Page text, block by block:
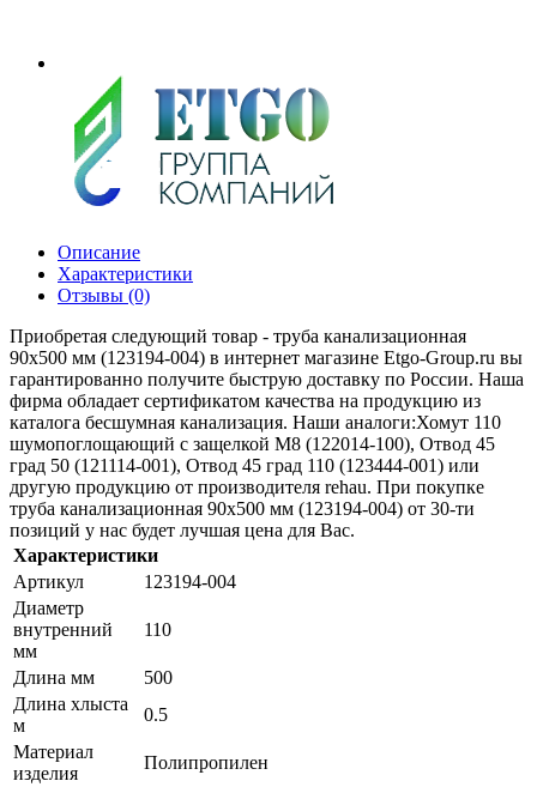
Описание
Характеристики
Отзывы (0)
Приобретая следующий товар - труба канализационная
90х500 мм (123194-004) в интернет магазине Etgo-Group.ru вы
гарантированно получите быструю доставку по России. Наша
фирма обладает сертификатом качества на продукцию из
каталога бесшумная канализация. Наши аналоги:Хомут 110
шумопоглощающий с защелкой M8 (122014-100), Отвод 45
град 50 (121114-001), Отвод 45 град 110 (123444-001) или
другую продукцию от производителя rehau. При покупке
труба канализационная 90х500 мм (123194-004) от 30-ти
позиций у нас будет лучшая цена для Вас.
Характеристики
Артикул
123194-004
Диаметр
внутренний
мм
110
Длина мм
500
Длина хлыста
м
0.5
Материал
изделия
Полипропилен